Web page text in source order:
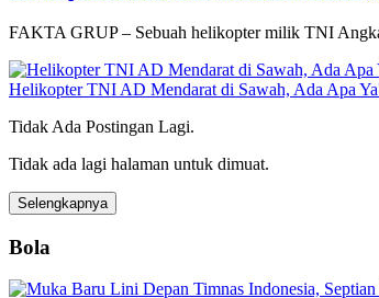
FAKTA GRUP – Sebuah helikopter milik TNI
Helikopter TNI AD Mendarat di Sawah, Ada Apa
Tidak Ada Postingan Lagi.
Tidak ada lagi halaman untuk dimuat.
Selengkapnya
Bola